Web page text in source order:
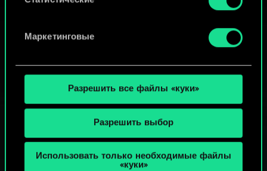
Маркетинговые
Разрешить все файлы «куки»
Разрешить выбор
Использовать только необходимые файлы
«куки»
МОЖЕТ ПАРТЕЕЧКУ В ГВИНТ?